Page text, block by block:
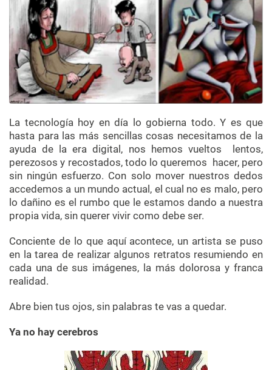
La tecnología hoy en día lo gobierna todo. Y es que
hasta para las más sencillas cosas necesitamos de la
ayuda de la era digital, nos hemos vueltos lentos,
perezosos y recostados, todo lo queremos hacer, pero
sin ningún esfuerzo. Con solo mover nuestros dedos
accedemos a un mundo actual, el cual no es malo, pero
lo dañino es el rumbo que le estamos dando a nuestra
propia vida, sin querer vivir como debe ser.
Conciente de lo que aquí acontece, un artista se puso
en la tarea de realizar algunos retratos resumiendo en
cada una de sus imágenes, la más dolorosa y franca
realidad.
Abre bien tus ojos, sin palabras te vas a quedar.
Ya no hay cerebros